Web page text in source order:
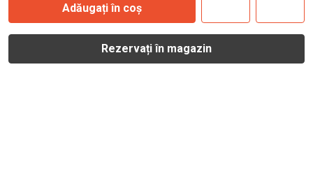
Adăugați în coș
Rezervați în magazin